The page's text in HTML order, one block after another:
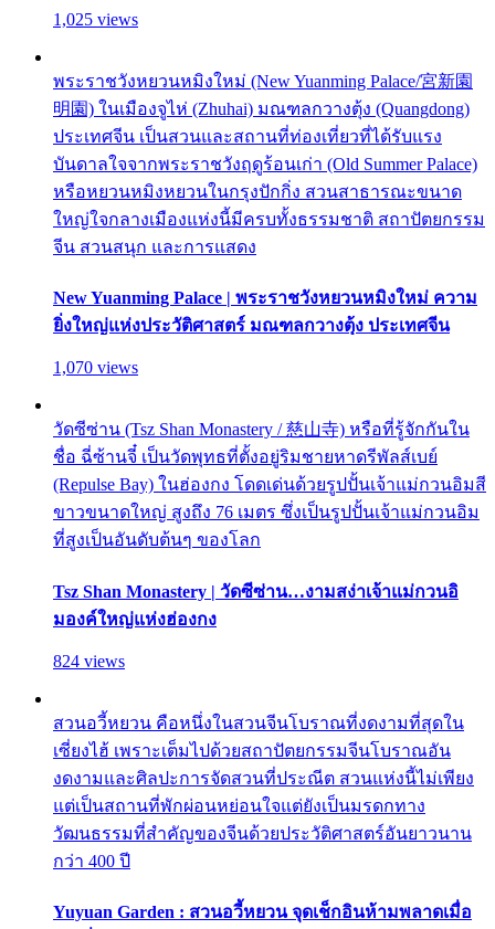
1,025 views
พระราชวังหยวนหมิงใหม่ (New Yuanming Palace/宮新園
明園) ในเมืองจูไห่ (Zhuhai) มณฑลกวางตุ้ง (Quangdong)
ประเทศจีน เป็นสวนและสถานที่ท่องเที่ยวที่ได้รับแรง
บันดาลใจจากพระราชวังฤดูร้อนเก่า (Old Summer Palace)
หรือหยวนหมิงหยวนในกรุงปักกิ่ง สวนสาธารณะขนาด
ใหญ่ใจกลางเมืองแห่งนี้มีครบทั้งธรรมชาติ สถาปัตยกรรม
จีน สวนสนุก และการแสดง
New Yuanming Palace | พระราชวังหยวนหมิงใหม่ ความ
ยิ่งใหญ่แห่งประวัติศาสตร์ มณฑลกวางตุ้ง ประเทศจีน
1,070 views
วัดซีซ่าน (Tsz Shan Monastery / 慈山寺) หรือที่รู้จักกันใน
ชื่อ ฉี่ซ้านจี๋ เป็นวัดพุทธที่ตั้งอยู่ริมชายหาดรีพัลส์เบย์
(Repulse Bay) ในฮ่องกง โดดเด่นด้วยรูปปั้นเจ้าแม่กวนอิมสี
ขาวขนาดใหญ่ สูงถึง 76 เมตร ซึ่งเป็นรูปปั้นเจ้าแม่กวนอิม
ที่สูงเป็นอันดับต้นๆ ของโลก
Tsz Shan Monastery | วัดซีซ่าน…งามสง่าเจ้าแม่กวนอิ
มองค์ใหญ่แห่งฮ่องกง
824 views
สวนอวี้หยวน คือหนึ่งในสวนจีนโบราณที่งดงามที่สุดใน
เซี่ยงไฮ้ เพราะเต็มไปด้วยสถาปัตยกรรมจีนโบราณอัน
งดงามและศิลปะการจัดสวนที่ประณีต สวนแห่งนี้ไม่เพียง
แต่เป็นสถานที่พักผ่อนหย่อนใจแต่ยังเป็นมรดกทาง
วัฒนธรรมที่สำคัญของจีนด้วยประวัติศาสตร์อันยาวนาน
กว่า 400 ปี
Yuyuan Garden : สวนอวี้หยวน จุดเช็กอินห้ามพลาดเมื่อ